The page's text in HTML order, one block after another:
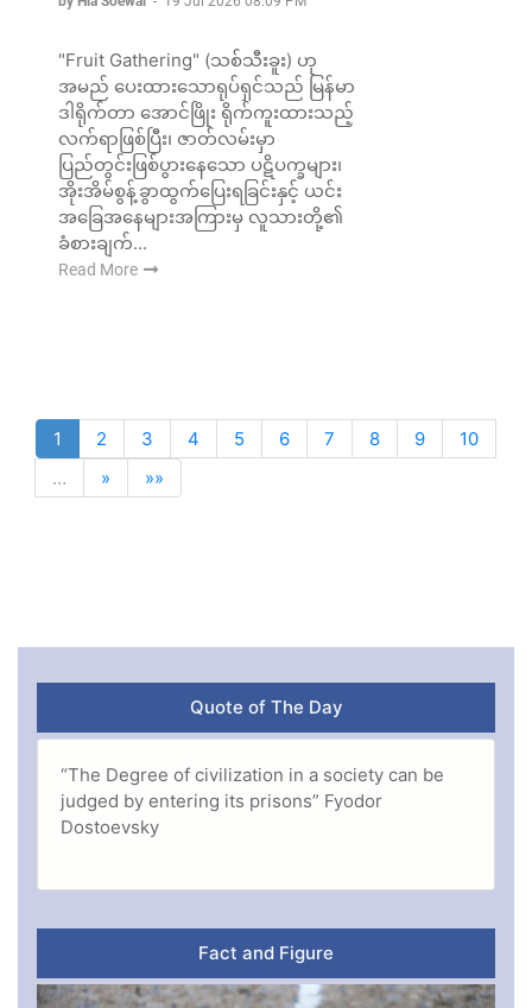
"Fruit Gathering" (သစ်သီးခူး) ဟု
အမည် ပေးထားသောရုပ်ရှင်သည် မြန်မာ
ဒါရိုက်တာ အောင်ဖြိုး ရိုက်ကူးထားသည့်
လက်ရာဖြစ်ပြီး၊ ဇာတ်လမ်းမှာ
ပြည်တွင်းဖြစ်ပွားနေသော ပဋိပက္ခများ၊
အိုးအိမ်စွန့်ခွာထွက်ပြေးရခြင်းနှင့် ယင်း
အခြေအနေများအကြားမှ လူသားတို့၏
ခံစားချက်...
Read More
1 2 3 4 5 6 7 8 9
10
…
» »»
Quote of The Day
“The Degree of civilization in a society can be
judged by entering its prisons” Fyodor
Dostoevsky
Fact and Figure